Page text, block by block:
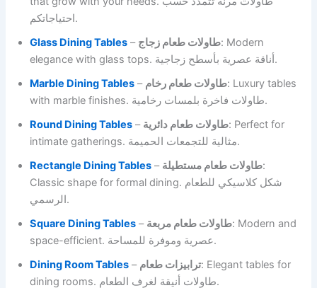
احتياجاتكم.
Glass Dining Tables – طاولات طعام زجاج: Modern
elegance with glass tops. أناقة عصرية بأسطح زجاجية.
Marble Dining Tables – طاولات طعام رخام: Luxury tables
with marble finishes. طاولات فاخرة بلمسات رخامية.
Round Dining Tables – طاولات طعام دائرية: Perfect for
intimate gatherings. مثالية للتجمعات الحميمة.
Rectangle Dining Tables – طاولات طعام مستطيلة:
Classic shape for formal dining. شكل كلاسيكي للطعام
الرسمي.
Square Dining Tables – طاولات طعام مربعة: Modern and
space-efficient. عصرية وموفرة للمساحة.
Dining Room Tables – ترابيزات طعام: Elegant tables for
dining rooms. طاولات أنيقة لغرف الطعام.